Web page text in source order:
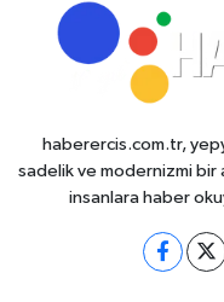
haberercis.com.tr,
sadelik ve modernizmi bir
insanlara haber